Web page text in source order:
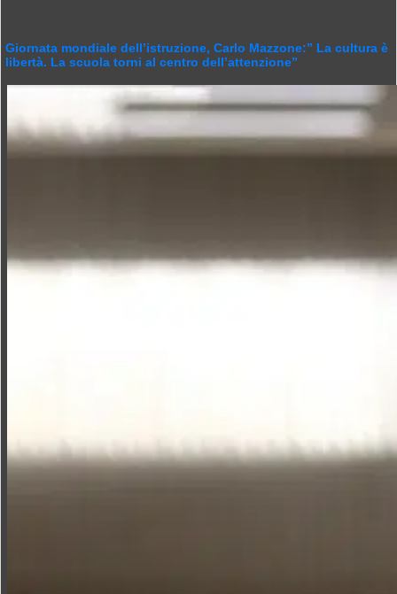
Giornata mondiale dell’istruzione, Carlo Mazzone:” La cultura è
libertà. La scuola torni al centro dell’attenzione”